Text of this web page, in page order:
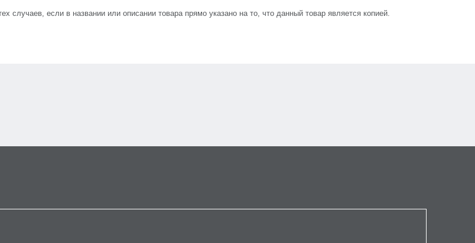
если в названии или описании товара прямо указано на то, что данный товар является копией.